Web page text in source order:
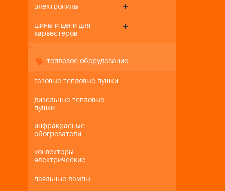
электропилы
шины и цепи для
харвестеров
+-
тепловое оборудование
газовые тепловые пушки
дизельные тепловые
пушки
инфракрасные
обогреватели
конвекторы
электрические
паяльные лампы